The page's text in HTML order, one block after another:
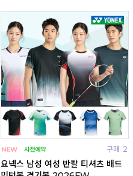
구매 2
요넥스 남성 여성 반팔 티셔츠 배드